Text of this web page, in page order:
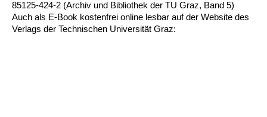
Versorgung
85125-424-2 (Archiv und Bibliothek der TU Graz, Band 5)
Auch als E-Book kostenfrei online lesbar auf der Website des
Verlags der Technischen Universität Graz: